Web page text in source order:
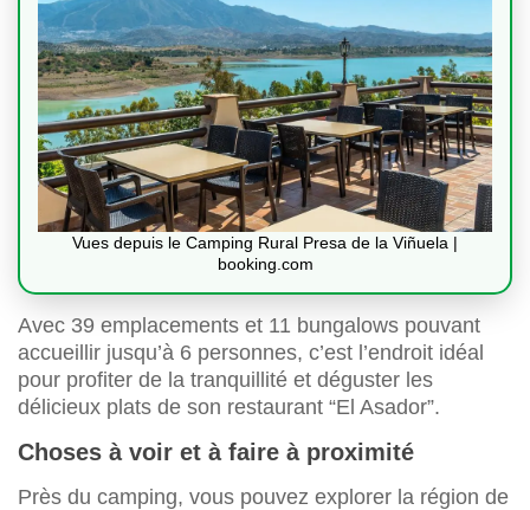
Vues depuis le Camping Rural Presa de la Viñuela |
booking.com
Avec 39 emplacements et 11 bungalows pouvant
accueillir jusqu’à 6 personnes, c’est l’endroit idéal
pour profiter de la tranquillité et déguster les
délicieux plats de son restaurant “El Asador”.
Choses à voir et à faire à proximité
Près du camping, vous pouvez explorer la région de